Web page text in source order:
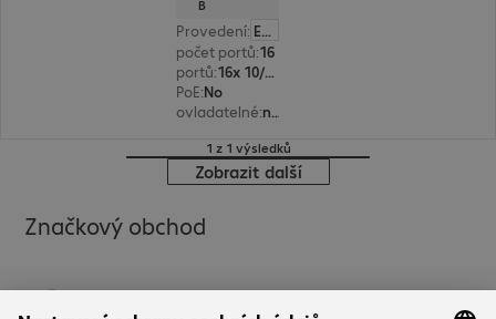
B
Provedení: Evropa
počet portů:16
portů:
16x 10/100/1000 RJ45
PoE:No
ovladatelné: ne
1 z 1 výsledků
Zobrazit další
Značkový obchod